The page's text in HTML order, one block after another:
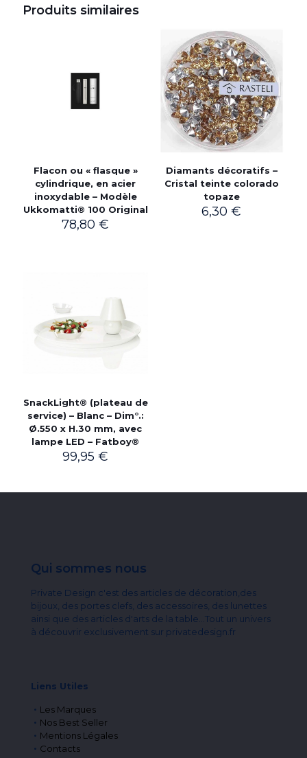
Produits similaires
Flacon ou « flasque »
cylindrique, en acier
inoxydable – Modèle
Ukkomatti® 100 Original
78,80€
Diamants décoratifs –
Cristal teinte colorado
topaze
6,30€
SnackLight® (plateau de
service) – Blanc – Dim°.:
Ø.550 x H.30 mm, avec
lampe LED – Fatboy®
99,95€
Qui sommes nous
Private Design c'est des articles de décoration,des
bijoux, des portes clefs, des accessoires, des lunettes
ainsi que des articles d'arts de la table...Tout un univers
à découvrir exclusivement sur privatedesign.fr
Liens Utiles
Les Marques
Nos Best Seller
Mentions Légales
Contacts